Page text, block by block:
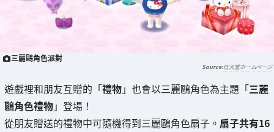
三麗鷗角色派對
任天堂ホームページ
遊戲裡和朋友互贈的「禮物」也會以三麗鷗角色為主題「三麗
鷗角色禮物」登場！
從朋友贈送的禮物中可隨機得到三麗鷗角色扇子。 扇子共有16